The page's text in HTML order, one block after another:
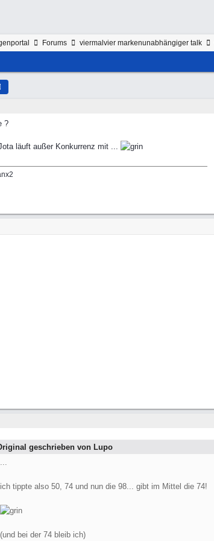
Forums viermalvier markenunabhängiger talk
?
läuft außer Konkurrenz mit ...
geschrieben von Lupo
...
ich tippte also 50, 74 und nun die 98... gibt im Mittel die 74!
(und bei der 74 bleib ich)